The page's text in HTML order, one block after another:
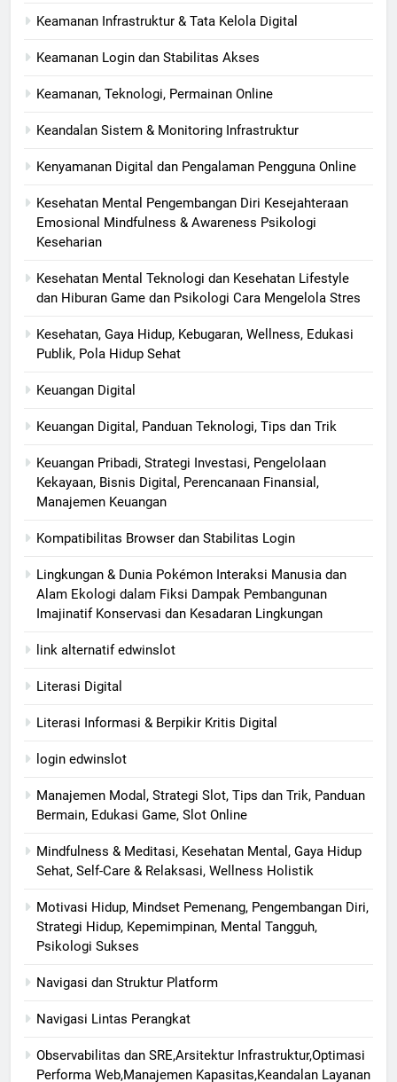
Keamanan Infrastruktur & Tata Kelola Digital
Keamanan Login dan Stabilitas Akses
Keamanan, Teknologi, Permainan Online
Keandalan Sistem & Monitoring Infrastruktur
Kenyamanan Digital dan Pengalaman Pengguna Online
Kesehatan Mental Pengembangan Diri Kesejahteraan
Emosional Mindfulness & Awareness Psikologi
Keseharian
Kesehatan Mental Teknologi dan Kesehatan Lifestyle
dan Hiburan Game dan Psikologi Cara Mengelola Stres
Kesehatan, Gaya Hidup, Kebugaran, Wellness, Edukasi
Publik, Pola Hidup Sehat
Keuangan Digital
Keuangan Digital, Panduan Teknologi, Tips dan Trik
Keuangan Pribadi, Strategi Investasi, Pengelolaan
Kekayaan, Bisnis Digital, Perencanaan Finansial,
Manajemen Keuangan
Kompatibilitas Browser dan Stabilitas Login
Lingkungan & Dunia Pokémon Interaksi Manusia dan
Alam Ekologi dalam Fiksi Dampak Pembangunan
Imajinatif Konservasi dan Kesadaran Lingkungan
link alternatif edwinslot
Literasi Digital
Literasi Informasi & Berpikir Kritis Digital
login edwinslot
Manajemen Modal, Strategi Slot, Tips dan Trik, Panduan
Bermain, Edukasi Game, Slot Online
Mindfulness & Meditasi, Kesehatan Mental, Gaya Hidup
Sehat, Self-Care & Relaksasi, Wellness Holistik
Motivasi Hidup, Mindset Pemenang, Pengembangan Diri,
Strategi Hidup, Kepemimpinan, Mental Tangguh,
Psikologi Sukses
Navigasi dan Struktur Platform
Navigasi Lintas Perangkat
Observabilitas dan SRE,Arsitektur Infrastruktur,Optimasi
Performa Web,Manajemen Kapasitas,Keandalan Layanan